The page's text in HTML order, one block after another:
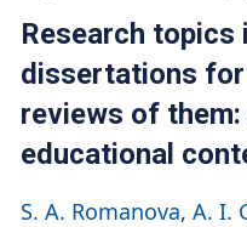
Research topics
dissertations
reviews of
educational
S. A. Romanova A. I.